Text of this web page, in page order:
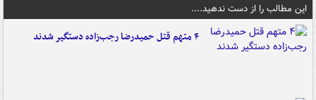
این مطالب را از دست ندهید....
۴ متهم قتل حمیدرضا رجب‌زاده دستگیر شدند